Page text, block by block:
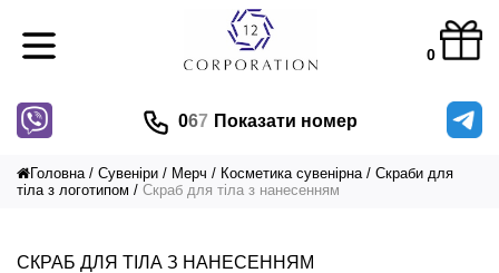
0
067 Показати номер
Головна Сувеніри Мерч Косметика сувенірна
Скраби для
тіла з логотипом
Скраб для тіла з нанесенням
СКРАБ ДЛЯ ТІЛА З НАНЕСЕННЯМ